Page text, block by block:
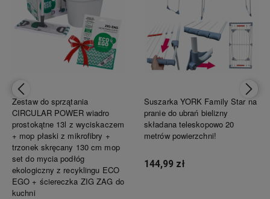
Zestaw do sprzątania
CIRCULAR POWER wiadro
prostokątne 13l z wyciskaczem
+ mop płaski z mikrofibry +
trzonek skręcany 130 cm mop
set do mycia podłóg
ekologiczny z recyklingu ECO
EGO + ściereczka ZIG ZAG do
kuchni
Suszarka YORK Family Star na
pranie do ubrań bielizny
składana teleskopowo 20
metrów powierzchni!
144,99 zł